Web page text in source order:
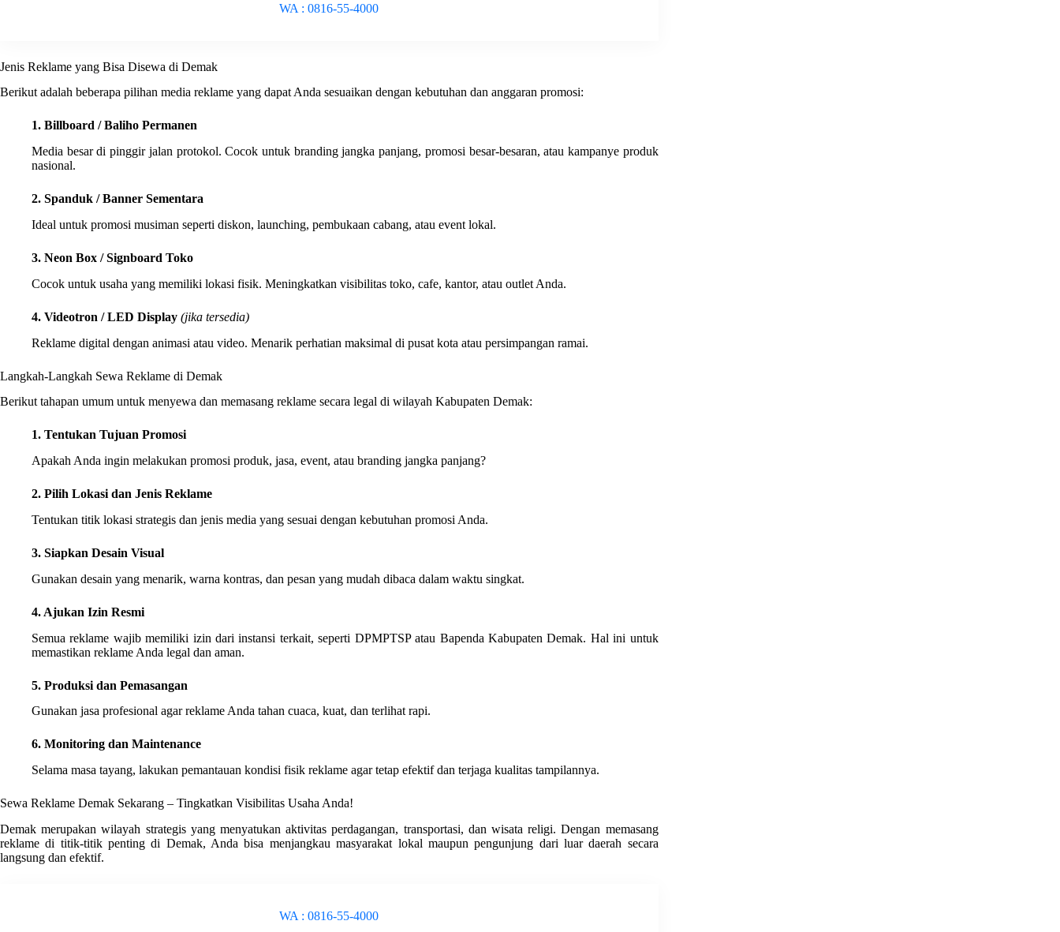
WA : 0816-55-4000
Jenis Reklame yang Bisa Disewa di Demak
Berikut adalah beberapa pilihan media reklame yang dapat Anda sesuaikan dengan kebutuhan dan anggaran promosi:
1. Billboard / Baliho Permanen
Media besar di pinggir jalan protokol. Cocok untuk branding jangka panjang, promosi besar-besaran, atau kampanye produk
nasional.
2. Spanduk / Banner Sementara
Ideal untuk promosi musiman seperti diskon, launching, pembukaan cabang, atau event lokal.
3. Neon Box / Signboard Toko
Cocok untuk usaha yang memiliki lokasi fisik. Meningkatkan visibilitas toko, cafe, kantor, atau outlet Anda.
4. Videotron / LED Display (jika tersedia)
Reklame digital dengan animasi atau video. Menarik perhatian maksimal di pusat kota atau persimpangan ramai.
Langkah-Langkah Sewa Reklame di Demak
Berikut tahapan umum untuk menyewa dan memasang reklame secara legal di wilayah Kabupaten Demak:
1. Tentukan Tujuan Promosi
Apakah Anda ingin melakukan promosi produk, jasa, event, atau branding jangka panjang?
2. Pilih Lokasi dan Jenis Reklame
Tentukan titik lokasi strategis dan jenis media yang sesuai dengan kebutuhan promosi Anda.
3. Siapkan Desain Visual
Gunakan desain yang menarik, warna kontras, dan pesan yang mudah dibaca dalam waktu singkat.
4. Ajukan Izin Resmi
Semua reklame wajib memiliki izin dari instansi terkait, seperti DPMPTSP atau Bapenda Kabupaten Demak. Hal ini untuk
memastikan reklame Anda legal dan aman.
5. Produksi dan Pemasangan
Gunakan jasa profesional agar reklame Anda tahan cuaca, kuat, dan terlihat rapi.
6. Monitoring dan Maintenance
Selama masa tayang, lakukan pemantauan kondisi fisik reklame agar tetap efektif dan terjaga kualitas tampilannya.
Sewa Reklame Demak Sekarang – Tingkatkan Visibilitas Usaha Anda!
Demak merupakan wilayah strategis yang menyatukan aktivitas perdagangan, transportasi, dan wisata religi. Dengan memasang
reklame di titik-titik penting di Demak, Anda bisa menjangkau masyarakat lokal maupun pengunjung dari luar daerah secara
langsung dan efektif.
WA : 0816-55-4000